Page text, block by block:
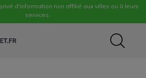
d'information non affilié aux villes ou à leurs
services.